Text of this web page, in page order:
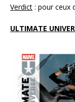
Verdict : pour ceux
ULTIMATE